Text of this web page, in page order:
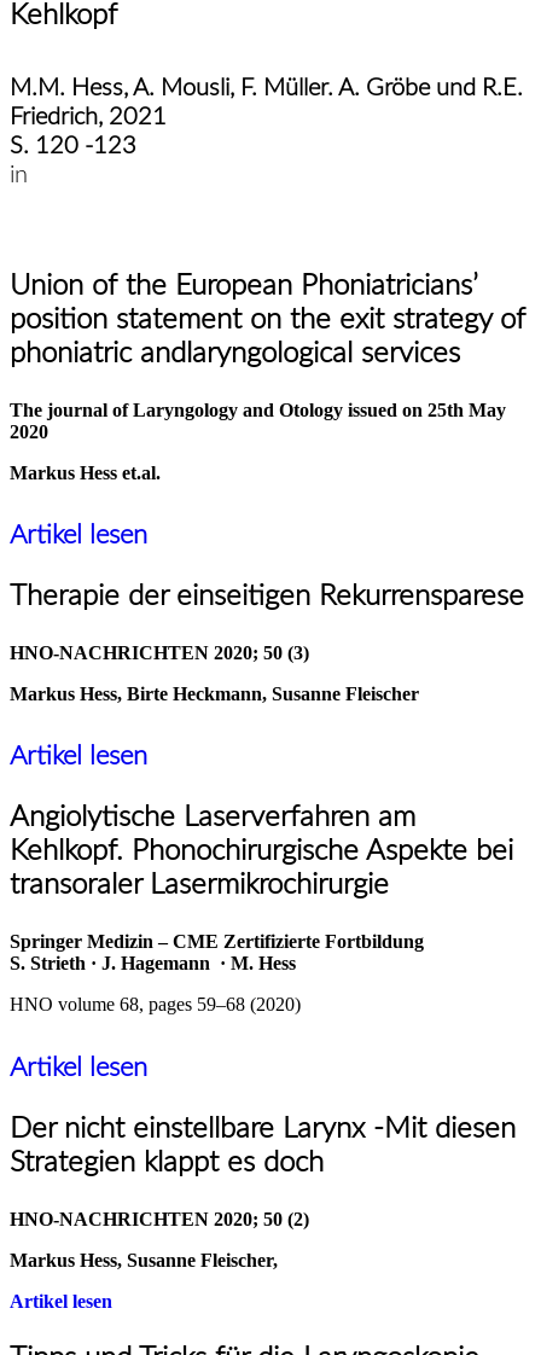
Kehlkopf
M.M. Hess, A. Mousli, F. Müller. A. Gröbe und R.E.
Friedrich, 2021
S. 120 -123
in
Union of the European Phoniatricians’
position statement on the exit strategy of
phoniatric andlaryngological services
The journal of Laryngology and Otology issued on 25th May
2020
Markus Hess et.al.
Artikel lesen
Therapie der einseitigen Rekurrensparese
HNO-NACHRICHTEN 2020; 50 (3)
Markus Hess, Birte Heckmann, Susanne Fleischer
Artikel lesen
Angiolytische Laserverfahren am
Kehlkopf. Phonochirurgische Aspekte bei
transoraler Lasermikrochirurgie
Springer Medizin – CME Zertifizierte Fortbildung
S. Strieth · J. Hagemann · M. Hess
HNO volume 68, pages 59–68 (2020)
Artikel lesen
Der nicht einstellbare Larynx -Mit diesen
Strategien klappt es doch
HNO-NACHRICHTEN 2020; 50 (2)
Markus Hess, Susanne Fleischer,
Artikel lesen